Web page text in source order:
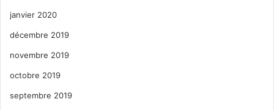
janvier 2020
décembre 2019
novembre 2019
octobre 2019
septembre 2019